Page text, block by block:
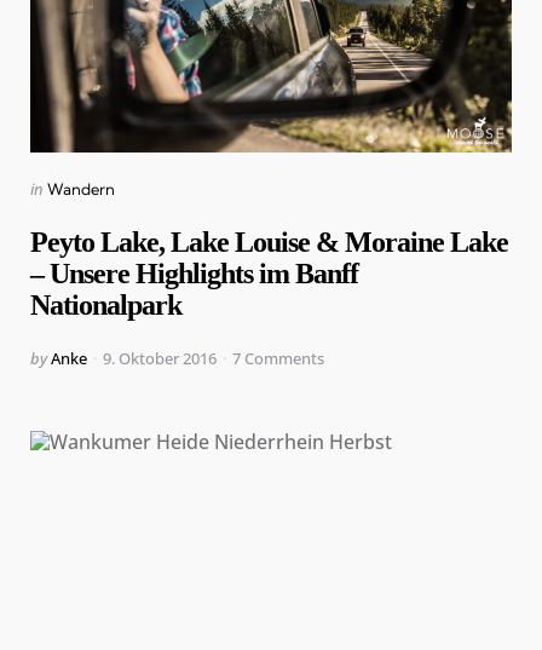
Categories
Posted
in Wandern
Peyto Lake, Lake Louise & Moraine Lake
– Unsere Highlights im Banff
Nationalpark
Posted
byAnke 9. Oktober 2016 7 Comments